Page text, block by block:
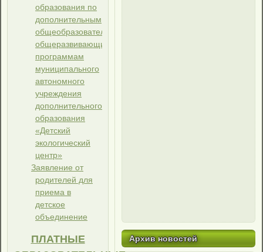
образования по
дополнительным
общеобразовательным
общеразвивающим
программам
муниципального
автономного
учреждения
дополнительного
образования
«Детский
экологический
центр»
Заявление от
родителей для
приема в
детское
объединение
ПЛАТНЫЕ
Архив новостей